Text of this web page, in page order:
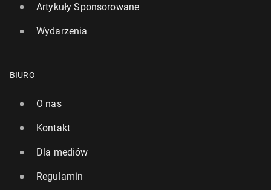
Nawet kilka minut spaceru po posiłku obniża
16 sierpnia 2022, 10:00
Im więcej cho­dzi­my, tym mniej­sze mamy ryzyko
przed­wcze­sne­go zgonu
Artykuły Sponsorowane
Wydarzenia
BIURO
O nas
Kontakt
Dla mediów
Regulamin